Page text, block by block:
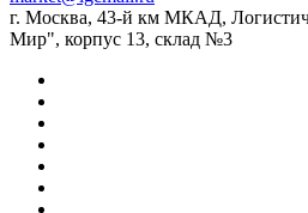
г. Москва, 43-й км МКАД,
Мир", корпус 13, склад №3